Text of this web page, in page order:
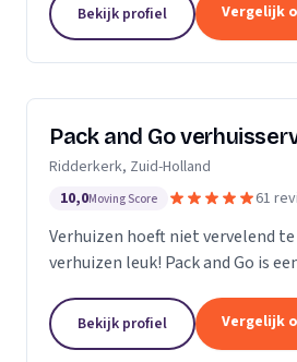
Bekijk profiel Vergelijk
Pack and Go
Ridderkerk, Zuid-Holland
10,0Moving Score 61
Verhuizen hoeft niet vervelend
verhuizen leuk! Pack and Go is
al uw verhuizingen. Met ons
Bekijk profiel Vergelijk